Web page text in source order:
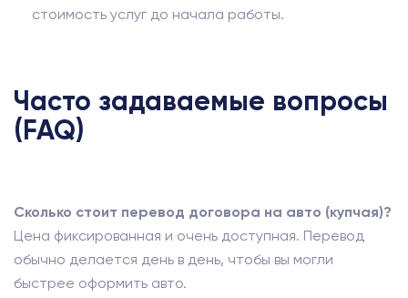
стоимость услуг до начала работы.
Часто задаваемые вопросы
(FAQ)
Сколько стоит перевод договора на авто (купчая)?
Цена фиксированная и очень доступная. Перевод
обычно делается день в день, чтобы вы могли
быстрее оформить авто.